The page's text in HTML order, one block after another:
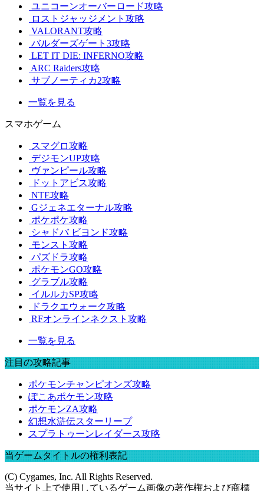
ユニコーンオーバーロード攻略
ロストジャッジメント攻略
VALORANT攻略
バルダーズゲート3攻略
LET IT DIE: INFERNO攻略
ARC Raiders攻略
サブノーティカ2攻略
一覧を見る
スマホゲーム
スマグロ攻略
デジモンUP攻略
ヴァンピール攻略
ドットアビス攻略
NTE攻略
Gジェネエターナル攻略
ポケポケ攻略
シャドバ ビヨンド攻略
モンスト攻略
パズドラ攻略
ポケモンGO攻略
グラブル攻略
イルルカSP攻略
ドラクエウォーク攻略
RFオンラインネクスト攻略
一覧を見る
注目の攻略記事
ポケモンチャンピオンズ攻略
ぽこあポケモン攻略
ポケモンZA攻略
幻想水滸伝スターリープ
スプラトゥーンレイダース攻略
当ゲームタイトルの権利表記
(C) Cygames, Inc. All Rights Reserved.
当サイト上で使用しているゲーム画像の著作権および商標